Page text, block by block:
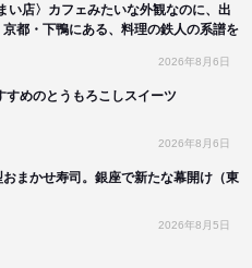
い店〉カフェみたいな外観なのに、出
都・下鴨にある、料理の鉄人の系譜を
2026年8月6日
すめのとうもろこしスイーツ
2026年8月6日
まかせ寿司。銀座で新たな幕開け（東
2026年8月5日